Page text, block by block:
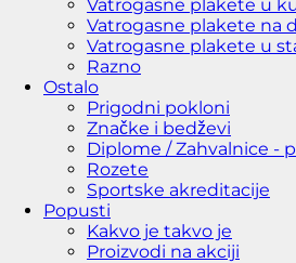
Vatrogasne plakete u
Vatrogasne plakete na
Vatrogasne plakete u
Razno
Ostalo
Prigodni pokloni
Značke i bedževi
Diplome / Zahvalnice -
Rozete
Sportske akreditacije
Popusti
Kakvo je takvo je
Proizvodi na akciji